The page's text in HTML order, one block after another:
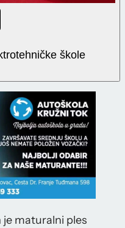
škole
maturalni ples